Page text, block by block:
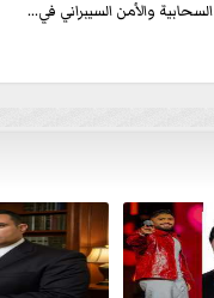
السحابية والأمن السيبراني في...